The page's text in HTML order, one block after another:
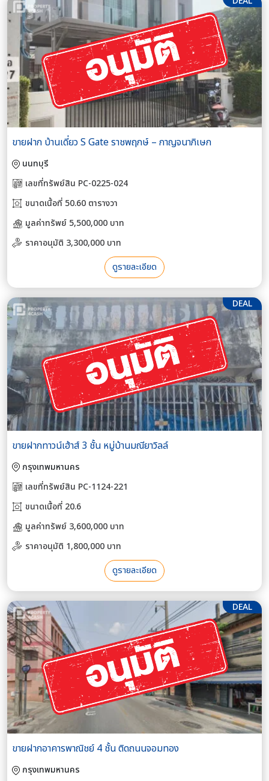
ขายฝาก บ้านเดี่ยว S Gate ราชพฤกษ์ – กาญจนาภิเษก
นนทบุรี
เลขที่ทรัพย์สิน PC-0225-024
ขนาดเนื้อที่ 50.60 ตารางวา
มูลค่าทรัพย์ 5,500,000 บาท
ราคาอนุมัติ 3,300,000 บาท
ดูรายละเอียด
DEAL
ขายฝากทาวน์เฮ้าส์ 3 ชั้น หมู่บ้านมณียาวิลล์
กรุงเทพมหานคร
เลขที่ทรัพย์สิน PC-1124-221
ขนาดเนื้อที่ 20.6
มูลค่าทรัพย์ 3,600,000 บาท
ราคาอนุมัติ 1,800,000 บาท
ดูรายละเอียด
DEAL
ขายฝากอาคารพาณิชย์ 4 ชั้น ติดถนนจอมทอง
กรุงเทพมหานคร